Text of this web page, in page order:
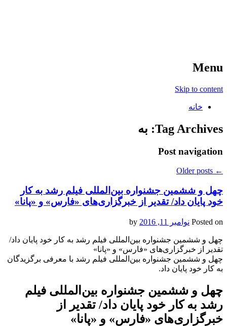
Menu
Skip to content
خانه
Tag Archives: به
Post navigation
←
چهل و ششمین جشنواره بین‌المللی فیلم رشد به کار
خود پایان داد/ تقدیر از خبرگزاری‌های «فارس» و «پانا»
Posted on نوامبر 11, 2016
چهل و ششمین جشنواره بین‌المللی فیلم رشد به کار خود پایان داد/
تقدیر از خبرگزاری‌های «فارس» و «پانا»
چهل و ششمین جشنواره بین‌المللی فیلم رشد با معرفی برگزیدگان
به کار خود پایان داد.
چهل و ششمین جشنواره بین‌المللی فیلم
رشد به کار خود پایان داد/ تقدیر از
خبرگزاری‌های «فارس» و «پانا»